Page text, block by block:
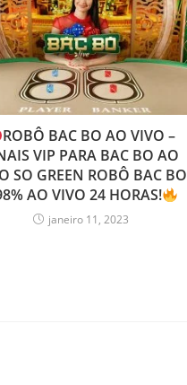
ROBÔ BAC BO AO VIVO –
VIP PARA BAC BO AO
SO GREEN ROBÔ BAC BO
AO VIVO 24 HORAS!
janeiro 11, 2023